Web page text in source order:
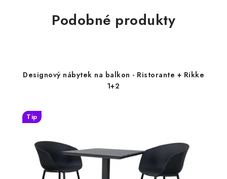
Podobné produkty
Designový nábytek na balkon - Ristorante + Rikke
1+2
Tip